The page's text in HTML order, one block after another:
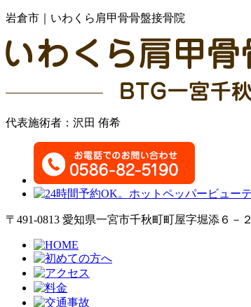
岩倉市｜いわくら肩甲骨骨盤接骨院
代表施術者：沢田 侑希
〒491-0813 愛知県一宮市千秋町町屋字堀添６－２